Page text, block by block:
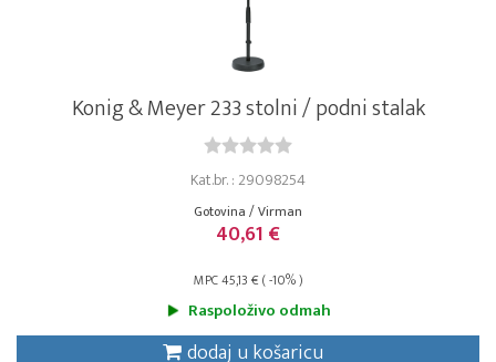
Konig & Meyer 233 stolni / podni stalak
Kat.br. : 29098254
Gotovina / Virman
40,61 €
MPC 45,13 € ( -10% )
Raspoloživo odmah
dodaj u košaricu